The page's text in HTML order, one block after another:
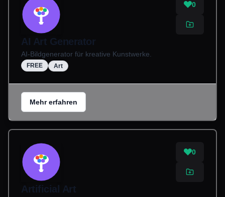
0
AI Art Generator
AI-Bildgenerator für kreative Kunstwerke.
FREE Art
Mehr erfahren
0
Artificial Art